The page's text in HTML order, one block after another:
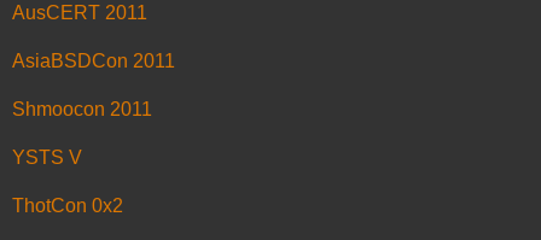
AusCERT 2011
AsiaBSDCon 2011
Shmoocon 2011
YSTS V
ThotCon 0x2